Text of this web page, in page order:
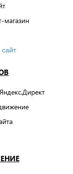
магазин
сайт